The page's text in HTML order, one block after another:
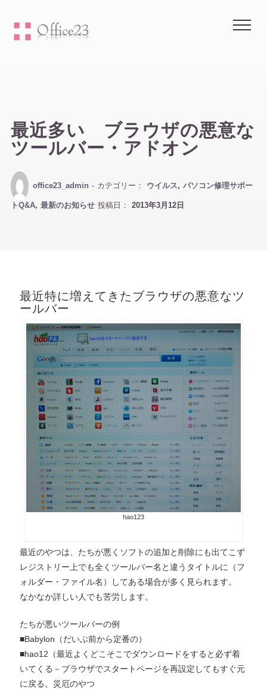
最近多い ブラウザの悪意な
ツールバー・アドオン
office23_admin - カテゴリー： ウイルス, パソコン修理サポー
トQ&A, 最新のお知らせ投稿日： 2013年3月12日
最近特に増えてきたブラウザの悪意なツ
ールバー
hao123
最近のやつは、たちが悪くソフトの追加と削除にも出てこず
レジストリー上でも全くツールバー名と違うタイトルに（フ
ォルダー・ファイル名）してある場合が多く見られます。
なかなか詳しい人でも苦労します。
たちが悪いツールバーの例
■Babylon（だいぶ前から定番の）
■hao12（最近よくどこそこでダウンロードをすると必ず着
いてくる－ブラウザでスタートページを再設定してもすぐ元
に戻る。災厄のやつ